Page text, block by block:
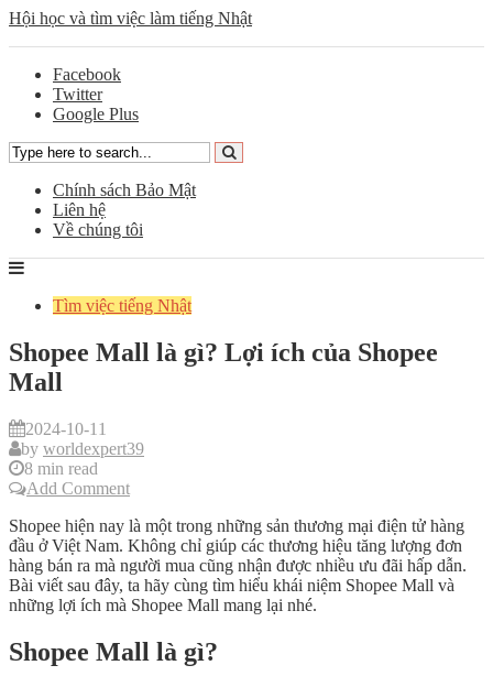
Hội học và tìm việc làm tiếng Nhật
Facebook
Twitter
Google Plus
Chính sách Bảo Mật
Liên hệ
Về chúng tôi
Tìm việc tiếng Nhật
Shopee Mall là gì? Lợi ích của Shopee
Mall
2024-10-11
by worldexpert39
8 min read
Add Comment
Shopee hiện nay là một trong những sản thương mại điện tử hàng
đầu ở Việt Nam. Không chỉ giúp các thương hiệu tăng lượng đơn
hàng bán ra mà người mua cũng nhận được nhiều ưu đãi hấp dẫn.
Bài viết sau đây, ta hãy cùng tìm hiểu khái niệm Shopee Mall và
những lợi ích mà Shopee Mall mang lại nhé.
Shopee Mall là gì?